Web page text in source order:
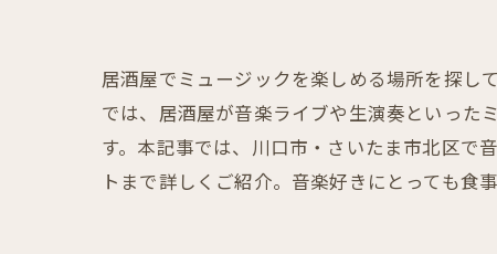
居酒屋でミュージックを楽しめる場所を探し
では、居酒屋が音楽ライブや生演奏といった
す。本記事では、川口市・さいたま市北区で
トまで詳しくご紹介。音楽好きにとっても食